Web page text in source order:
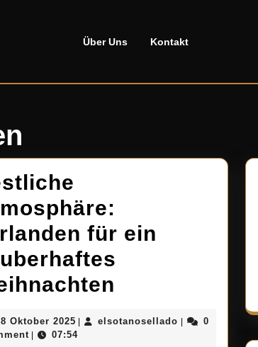
Über Uns Kontakt
für ein
Atmosphäre:
Girlanden
Oktober 2025 28
Oktober
elsotanosellado elsotanosellado
0
07:54